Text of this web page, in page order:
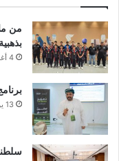
من
4 أغسطس، 2026 2:47 م
13 يوليو، 2026 12:00 م